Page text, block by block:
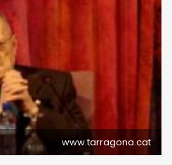
www.tarragona.cat